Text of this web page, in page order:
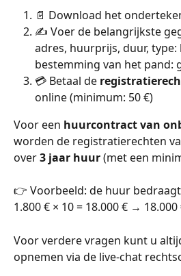
📄 Download het
✍️ Voer de belangrijkste
adres, huurprijs, duur,
bestemming van het pand:
💳 Betaal de
online (minimum: 50 €)
Voor een huurcontract van
worden de registratierechten
over 3 jaar huur (met een
👉 Voorbeeld: de huur
1.800 € × 10 = 18.000 € → 18.000
Voor verdere vragen kunt u
opnemen via de live-chat